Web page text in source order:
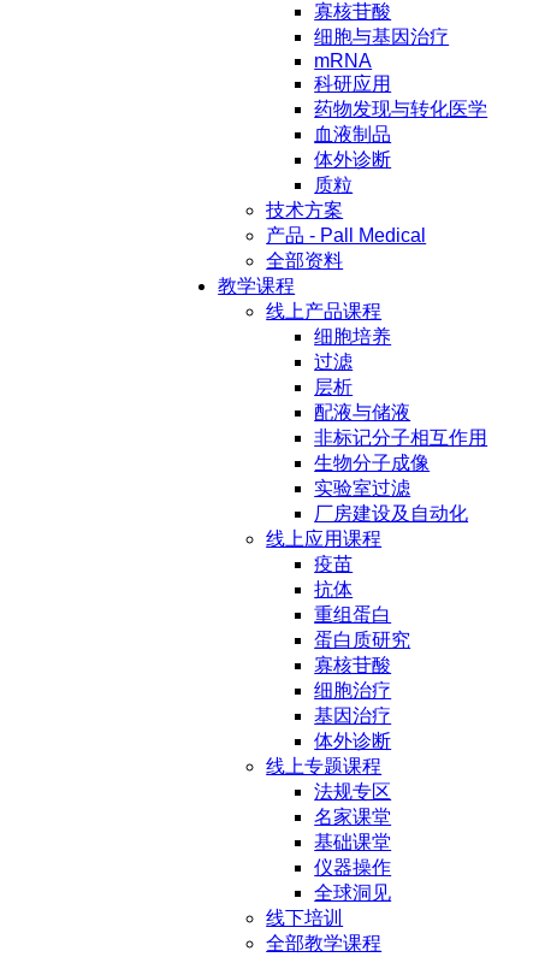
寡核苷酸
细胞与基因治疗
mRNA
科研应用
药物发现与转化医学
血液制品
体外诊断
质粒
技术方案
产品 - Pall Medical
全部资料
教学课程
线上产品课程
细胞培养
过滤
层析
配液与储液
非标记分子相互作用
生物分子成像
实验室过滤
厂房建设及自动化
线上应用课程
疫苗
抗体
重组蛋白
蛋白质研究
寡核苷酸
细胞治疗
基因治疗
体外诊断
线上专题课程
法规专区
名家课堂
基础课堂
仪器操作
全球洞见
线下培训
全部教学课程